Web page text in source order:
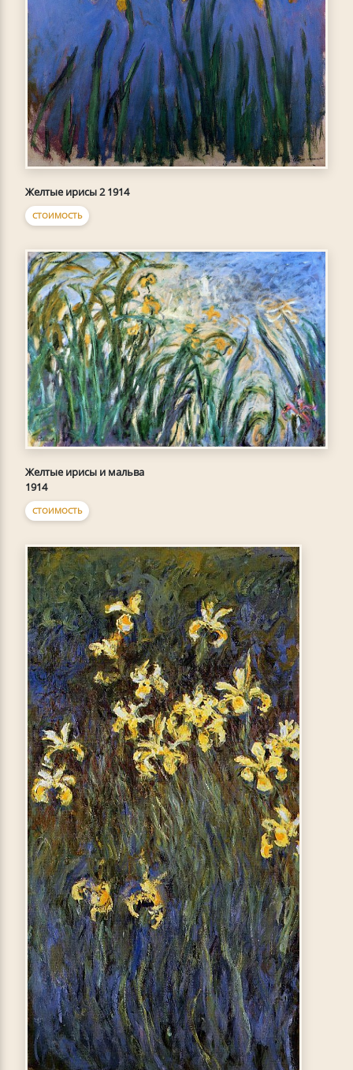
Желтые ирисы 2 1914
СТОИМОСТЬ
Желтые ирисы и мальва
1914
СТОИМОСТЬ